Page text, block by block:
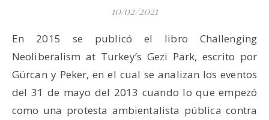
10/02/2021
En 2015 se publicó el libro Challenging
Neoliberalism at Turkey’s Gezi Park, escrito por
Gürcan y Peker, en el cual se analizan los eventos
del 31 de mayo del 2013 cuando lo que empezó
como una protesta ambientalista pública contra